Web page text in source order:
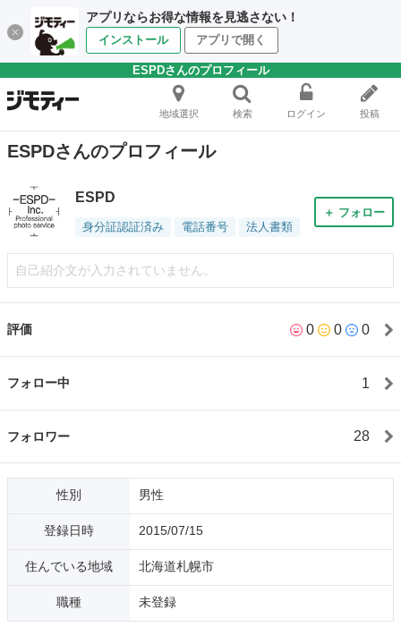
アプリならお得な情報を見逃さない！
インストール アプリで開く
ESPDさんのプロフィール
地域選択 検索 ログイン 投稿
ESPDさんのプロフィール
ESPD
身分証認証済み 電話番号 法人書類
＋ フォロー
自己紹介文が入力されていません。
評価 0 0 0
フォロー中 1
フォロワー 28
性別 男性
登録日時 2015/07/15
住んでいる地域 北海道札幌市
職種 未登録